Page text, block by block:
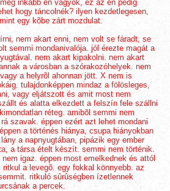
inkább én vagyok, ez az én pedig
hogy táncolnék? ilyen kezdetlegesen,
egy kõbe zárt mozdulat.
nem akart enni, nem volt se fáradt, se
semmi mondanivalója. jól érezte magát a
nem akart kipakolni. nem akart
a városban a szórakozóhelyek. nem
a helyrõl ahonnan jött. X nem is
tulajdonképpen mindaz a fölösleges,
vagy eljátszott és amit most nem
és alatta elkezdett a felszín fele szállni
réteg. amibõl semmi nem
szavak. éppen ezért azt lehet mondani
a történés hiánya, csupa hiányokban
a napnyugtában, pipázik egy ember
a társa ételt készít. semmi nem történik.
igaz. éppen most emelkednek és attól
ritkul a levegõ. egy fokkal könnyebb. az
ritkuló sûrûségben ízetlennek
a percek.